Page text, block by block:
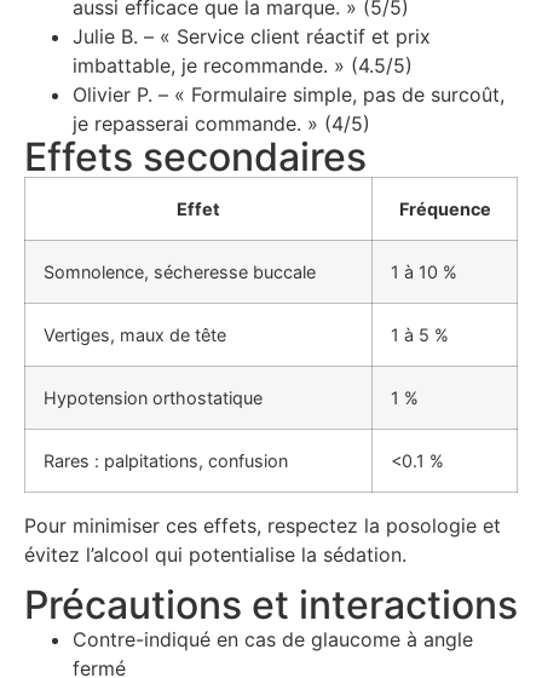
aussi efficace que la marque. » (5/5)
Julie B. – « Service client réactif et prix
imbattable, je recommande. » (4.5/5)
Olivier P. – « Formulaire simple, pas de surcoût,
je repasserai commande. » (4/5)
Effets secondaires
Effet Fréquence
Somnolence, sécheresse buccale 1 à 10 %
Vertiges, maux de tête 1 à 5 %
Hypotension orthostatique 1 %
Rares : palpitations, confusion <0.1 %
Pour minimiser ces effets, respectez la posologie et
évitez l’alcool qui potentialise la sédation.
Précautions et interactions
Contre-indiqué en cas de glaucome à angle
fermé